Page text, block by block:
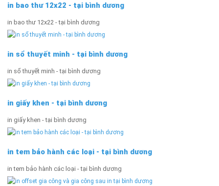
in bao thư 12x22 - tại bình dương
in bao thư 12x22 - tại bình dương
in sổ thuyết minh - tại bình dương
in sổ thuyết minh - tại bình dương
in giấy khen - tại bình dương
in giấy khen - tại bình dương
in tem bảo hành các loại - tại bình dương
in tem bảo hành các loại - tại bình dương